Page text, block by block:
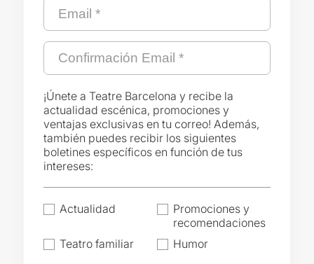
¡Únete a Teatre Barcelona y recibe la
actualidad escénica, promociones y
ventajas exclusivas en tu correo! Además,
también puedes recibir los siguientes
boletines específicos en función de tus
intereses:
Actualidad
Promociones y
recomendaciones
Teatro familiar
Humor